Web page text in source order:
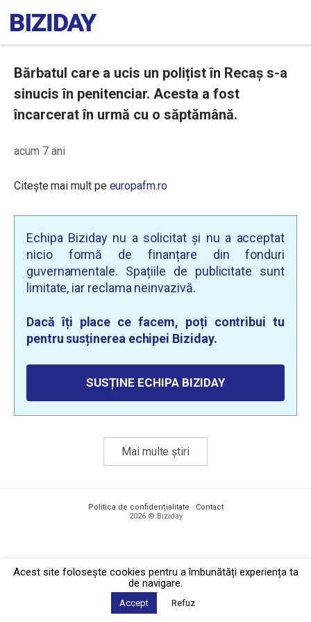
Bărbatul care a ucis un polițist în Recaș s-a
sinucis în penitenciar. Acesta a fost
încarcerat în urmă cu o săptămână.
acum 7 ani
Citește mai mult pe europafm.ro
Echipa Biziday nu a solicitat și nu a acceptat
nicio formă de finanțare din fonduri
guvernamentale. Spațiile de publicitate sunt
limitate, iar reclama neinvazivă.
Dacă îți place ce facem, poți contribui tu
pentru susținerea echipei Biziday.
SUSȚINE ECHIPA BIZIDAY
Mai multe știri
Politica de confidențialitate · Contact
2026 © Biziday
Acest site foloseşte cookies pentru a îmbunătăți experiența ta
de navigare.
Accept Refuz